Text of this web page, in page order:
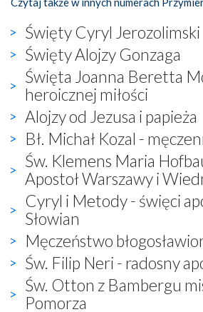
Święty Cyryl Jerozolimski
Święty Alojzy Gonzaga
Święta Joanna Beretta
heroicznej miłości
Alojzy od Jezusa i papieża
Bł. Michał Kozal -
Św. Klemens Maria
Apostoł Warszawy i
Cyryl i Metody - święci
Słowian
Męczeństwo
Św. Filip Neri - radosny
Św. Otton z Bambergu
Pomorza